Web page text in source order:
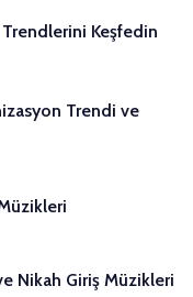
Keşfedin
Trendi ve
Nikah Giriş Müzikleri